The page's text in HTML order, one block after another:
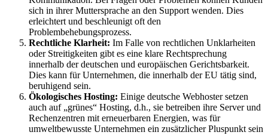
sich in ihrer Muttersprache an den Support wenden. Dies
erleichtert und beschleunigt oft den
Problembehebungsprozess.
Rechtliche Klarheit: Im Falle von rechtlichen Unklarheiten
oder Streitigkeiten gibt es eine klare Rechtsprechung
innerhalb der deutschen und europäischen Gerichtsbarkeit.
Dies kann für Unternehmen, die innerhalb der EU tätig sind,
beruhigend sein.
Ökologisches Hosting: Einige deutsche Webhoster setzen
auch auf „grünes“ Hosting, d.h., sie betreiben ihre Server und
Rechenzentren mit erneuerbaren Energien, was für
umweltbewusste Unternehmen ein zusätzlicher Pluspunkt sein